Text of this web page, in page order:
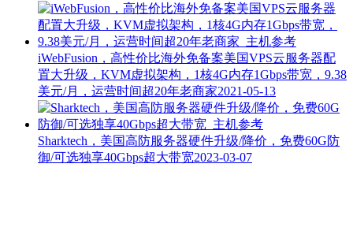
iWebFusion，高性价比海外免备案美国VPS云服务器配
置大升级，KVM虚拟架构，1核4G内存1Gbps带宽，9.38
美元/月，运营时间超20年老商家2021-05-13
Sharktech，美国高防服务器硬件升级/降价，免费60G防
御/可选独享40Gbps超大带宽2023-03-07